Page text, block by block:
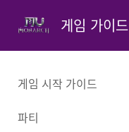
게임 가이드
게임 시작 가이드
파티